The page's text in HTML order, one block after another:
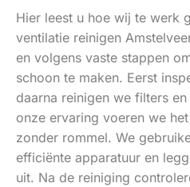
Hier leest u hoe wij te werk
ventilatie reinigen
en volgens vaste stappen
schoon te maken. Eerst
daarna reinigen we filters
onze ervaring voeren we
zonder rommel. We
efficiënte apparatuur en
uit. Na de reiniging